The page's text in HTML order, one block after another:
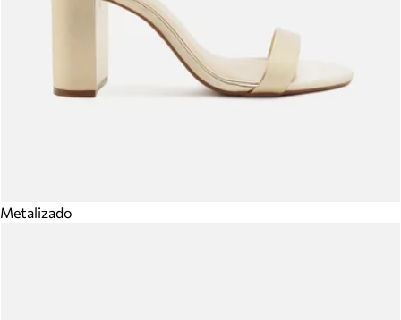
Metalizado